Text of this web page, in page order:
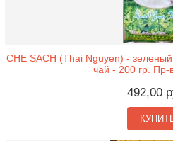
CHE SACH (Thai Nguyen) -
чай - 200 гр. Пр-
492,00